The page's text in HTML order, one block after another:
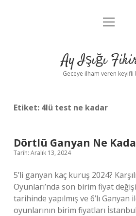
Anasayfa
Yasal Uyarı
menüyü
Ay Işığı
Geceye ilham veren keyifli
Etiket: 4lü test ne kadar
Dörtlü Ganyan Ne
Tarih: Aralık 13, 2024
5’li ganyan kaç kuruş 2024?
Oyunları’nda son birim fiyat
tarihinde yapılmış ve 6’lı Ganyan
oyunlarının birim fiyatları